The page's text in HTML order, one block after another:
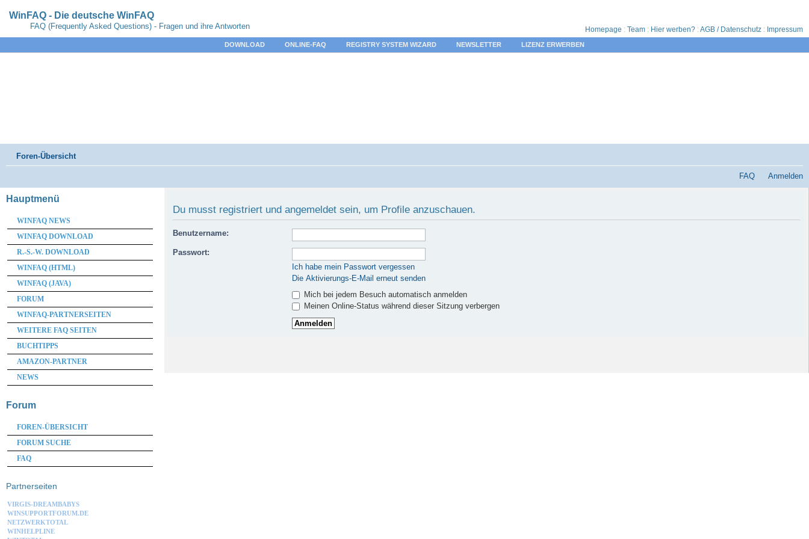
WinFAQ - Die deutsche WinFAQ
FAQ (Frequently Asked Questions) - Fragen und ihre Antworten Homepage : Team : Hier werben? :AGB / Datenschutz : Impressum
DOWNLOAD ONLINE-FAQ REGISTRY SYSTEM WIZARD NEWSLETTER LIZENZ ERWERBEN
Foren-Übersicht
FAQ Anmelden
Du musst registriert und angemeldet sein, um Profile anzuschauen.
Benutzername:
Passwort:
Ich habe mein Passwort vergessen
Die Aktivierungs-E-Mail erneut senden
Mich bei jedem Besuch automatisch anmelden
Meinen Online-Status während dieser Sitzung verbergen
Hauptmenü
WINFAQ NEWS
WINFAQ DOWNLOAD
R.-S.-W. DOWNLOAD
WINFAQ (HTML)
WINFAQ (JAVA)
FORUM
WINFAQ-PARTNERSEITEN
WEITERE FAQ SEITEN
BUCHTIPPS
AMAZON-PARTNER
NEWS
Forum
FOREN-ÜBERSICHT
FORUM SUCHE
FAQ
Partnerseiten
VIRGIS-DREAMBABYS
WINSUPPORTFORUM.DE
NETZWERKTOTAL
WINHELPLINE